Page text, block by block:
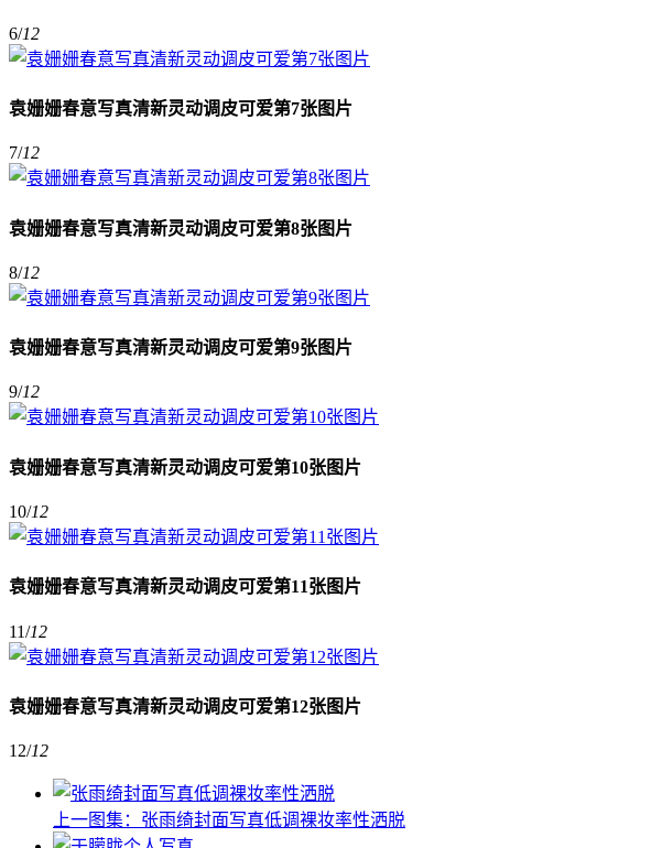
6/12
袁姗姗春意写真清新灵动调皮可爱第7张图片
7/12
袁姗姗春意写真清新灵动调皮可爱第8张图片
8/12
袁姗姗春意写真清新灵动调皮可爱第9张图片
9/12
袁姗姗春意写真清新灵动调皮可爱第10张图片
10/12
袁姗姗春意写真清新灵动调皮可爱第11张图片
11/12
袁姗姗春意写真清新灵动调皮可爱第12张图片
12/12
上一图集： 张雨绮封面写真低调裸妆率性洒脱